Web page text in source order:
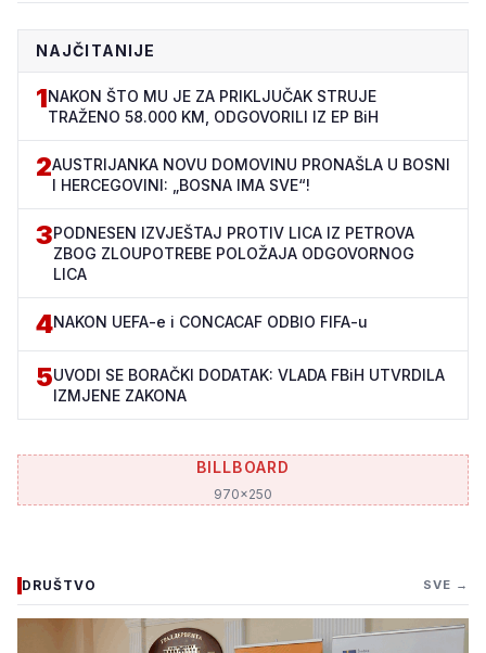
NAJČITANIJE
1NAKON ŠTO MU JE ZA PRIKLJUČAK STRUJE
TRAŽENO 58.000 KM, ODGOVORILI IZ EP BiH
2AUSTRIJANKA NOVU DOMOVINU PRONAŠLA U BOSNI
I HERCEGOVINI: „BOSNA IMA SVE“!
3PODNESEN IZVJEŠTAJ PROTIV LICA IZ PETROVA
ZBOG ZLOUPOTREBE POLOŽAJA ODGOVORNOG
LICA
4NAKON UEFA-e i CONCACAF ODBIO FIFA-u
5UVODI SE BORAČKI DODATAK: VLADA FBiH UTVRDILA
IZMJENE ZAKONA
BILLBOARD
970x250
DRUŠTVO SVE →